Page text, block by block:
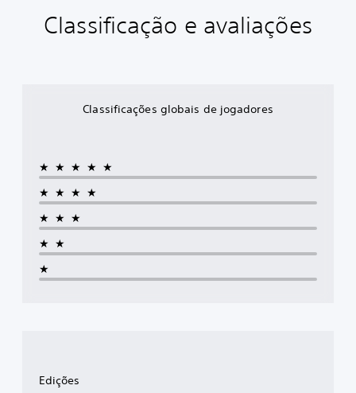
Classificação e avaliações
Classificações globais de jogadores
★★★★★
★★★★
★★★
★★
★
Edições